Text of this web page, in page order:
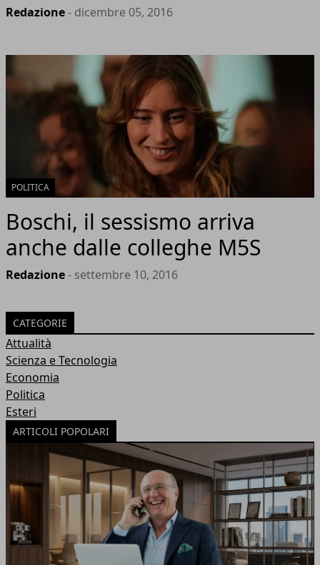
Redazione- dicembre 05, 2016
POLITICA
Boschi, il sessismo arriva
anche dalle colleghe M5S
Redazione- settembre 10, 2016
CATEGORIE
Attualità
Scienza e Tecnologia
Economia
Politica
Esteri
ARTICOLI POPOLARI